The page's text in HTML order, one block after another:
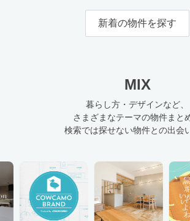
新着の物件を探す
MIX
暮らし方・デザインなど、
さまざまなテーマの物件まと
検索では探せない物件との出会